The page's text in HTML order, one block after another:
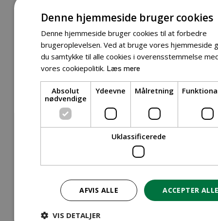
Tilbehør Buskryddere og Trimmere
Tilbehør Entreprenørudstyr
Tilbehør Havetraktor
Tilbehør Hækkeklippere
Tilbehør Motorsav
Tilbehør Kæder
Tilbehør Sværd
Tilbehør Rengøringsmaskiner
Tilbehør Robotplæneklipper
Tilbehør Walk Behind
Reservedele Løvblæsere
Reservedele Motorsave
Reservedele Plæneklippere
Denne hjemmeside bruger cookies
Denne hjemmeside bruger cookies til at forbedre
brugeroplevelsen. Ved at bruge vores hjemmeside
du samtykke til alle cookies i overensstemmelse
vores cookiepolitik. Læs mere
Absolut
nødvendige
Ydeevne Målretning
Uklassificerede
ACCEPTER
AFVIS ALLE
VIS DETALJER